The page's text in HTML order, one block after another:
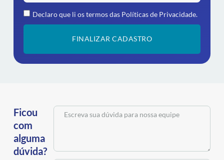
Declaro que li os termos das Políticas de Privacidade.
FINALIZAR CADASTRO
Ficou
com
alguma
dúvida?